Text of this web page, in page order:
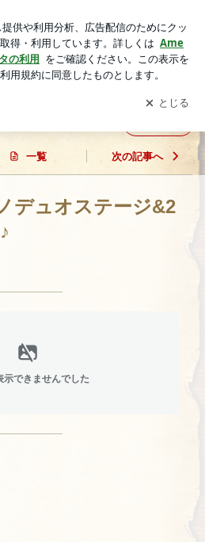
ブログの更新通知
を受け取りまし
開く
一覧 次の記事へ
デュオステージ&2
示できませんでした